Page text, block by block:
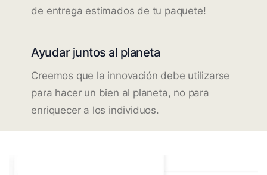
de entrega estimados de tu paquete!
Ayudar juntos al planeta
Creemos que la innovación debe utilizarse
para hacer un bien al planeta, no para
enriquecer a los individuos.